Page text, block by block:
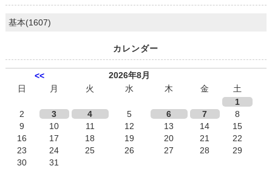
基本(1607)
カレンダー
<<
2026年8月
日
月 火 水 木 金
土
1
2
3 4 5 6 7
8
9
10 11 12 13 14
15
16
17 18 19 20 21
22
23
24 25 26 27 28
29
30
31